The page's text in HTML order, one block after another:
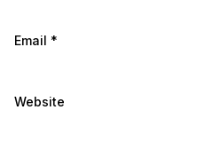
Email *
Website